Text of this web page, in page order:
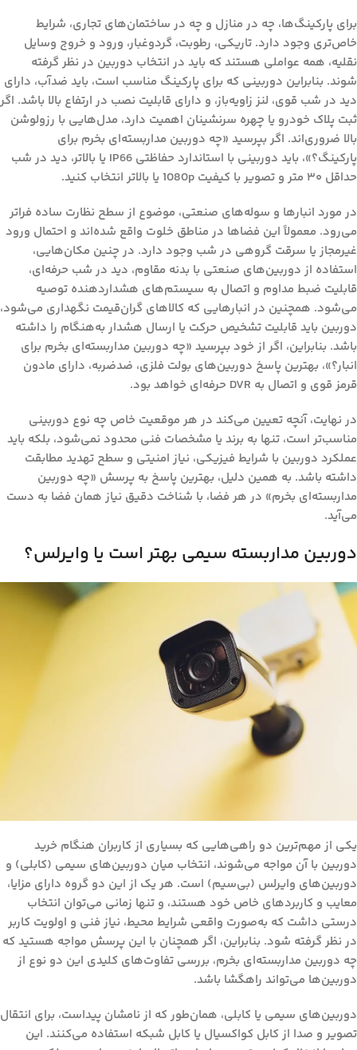
برای پارکینگ‌ها، چه در منازل و چه در ساختمان‌های تجاری، شرایط
خاص‌تری وجود دارد. تاریکی، رطوبت، گردوغبار، ورود و خروج وسایل
نقلیه، همه عواملی هستند که باید در انتخاب دوربین در نظر گرفته
شوند. بنابراین دوربینی که برای پارکینگ مناسب است، باید ضدآب، دارای
دید در شب قوی، لنز زاویه‌باز، و دارای قابلیت نصب در ارتفاع بالا باشد. اگر
ثبت پلاک خودرو یا چهره سرنشینان اهمیت دارد، مدل‌هایی با رزولوشن
بالا ضروری‌اند. اگر بپرسید «چه دوربین مداربسته‌ای بخرم برای
پارکینگ؟»، باید دوربینی با استاندارد حفاظتی IP66 یا بالاتر، دید در شب
حداقل ۳۰ متر و تصویر با کیفیت 1080p یا بالاتر انتخاب کنید.
در مورد انبارها و سوله‌های صنعتی، موضوع از سطح نظارت ساده فراتر
می‌رود. معمولاً این فضاها در مناطق خلوت واقع شده‌اند و احتمال ورود
غیرمجاز یا سرقت گروهی در شب وجود دارد. در چنین مکان‌هایی،
استفاده از دوربین‌های صنعتی با بدنه مقاوم، دید در شب حرفه‌ای،
قابلیت ضبط مداوم و اتصال به سیستم‌های هشداردهنده توصیه
می‌شود. همچنین در انبارهایی که کالاهای گران‌قیمت نگهداری می‌شود،
دوربین باید قابلیت تشخیص حرکت یا ارسال هشدار به‌هنگام را داشته
باشد. بنابراین، اگر از خود بپرسید «چه دوربین مداربسته‌ای بخرم برای
انبار؟»، بهترین پاسخ دوربین‌های بولت فلزی، ضدضربه، دارای مادون
قرمز قوی و اتصال به DVR حرفه‌ای خواهد بود.
در نهایت، آنچه تعیین می‌کند در هر موقعیت خاص چه نوع دوربینی
مناسب‌تر است، تنها به برند یا مشخصات فنی محدود نمی‌شود، بلکه باید
عملکرد دوربین با شرایط فیزیکی، نیاز امنیتی و سطح تهدید مطابقت
داشته باشد. به همین دلیل، بهترین پاسخ به پرسش «چه دوربین
مداربسته‌ای بخرم» در هر فضا، با شناخت دقیق نیاز همان فضا به دست
می‌آید.
دوربین مداربسته سیمی بهتر است یا وایرلس؟
یکی از مهم‌ترین دو راهی‌هایی که بسیاری از کاربران هنگام خرید
دوربین با آن مواجه می‌شوند، انتخاب میان دوربین‌های سیمی (کابلی) و
دوربین‌های وایرلس (بی‌سیم) است. هر یک از این دو گروه دارای مزایا،
معایب و کاربردهای خاص خود هستند، و تنها زمانی می‌توان انتخاب
درستی داشت که به‌صورت واقعی شرایط محیط، نیاز فنی و اولویت کاربر
در نظر گرفته شود. بنابراین، اگر همچنان با این پرسش مواجه هستید که
چه دوربین مداربسته‌ای بخرم، بررسی تفاوت‌های کلیدی این دو نوع از
دوربین‌ها می‌تواند راهگشا باشد.
دوربین‌های سیمی یا کابلی، همان‌طور که از نامشان پیداست، برای انتقال
تصویر و صدا از کابل کواکسیال یا کابل شبکه استفاده می‌کنند. این